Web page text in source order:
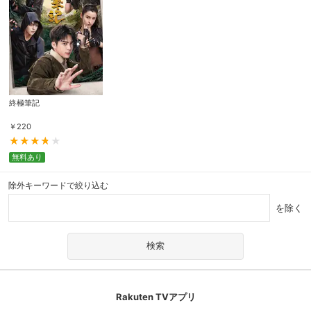
終極筆記
￥ 220
無料あり
除外キーワードで絞り込む
を除く
Rakuten TVアプリ